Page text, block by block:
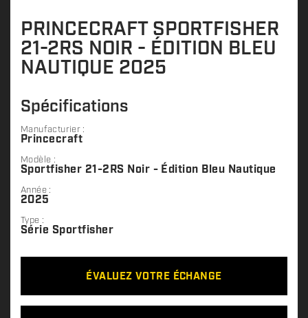
PRINCECRAFT SPORTFISHER
21-2RS NOIR - ÉDITION BLEU
NAUTIQUE 2025
Spécifications
Manufacturier :
Princecraft
Modèle :
Sportfisher 21-2RS Noir - Édition Bleu Nautique
Année :
2025
Type :
Série Sportfisher
ÉVALUEZ VOTRE ÉCHANGE